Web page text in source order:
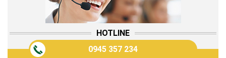
HOTLINE
0945 357 234